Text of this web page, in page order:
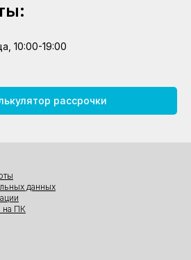
10:00-19:00
рассрочки
данных
на ПК